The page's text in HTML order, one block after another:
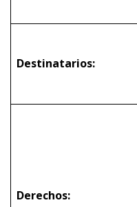
Destinatarios:
Derechos: